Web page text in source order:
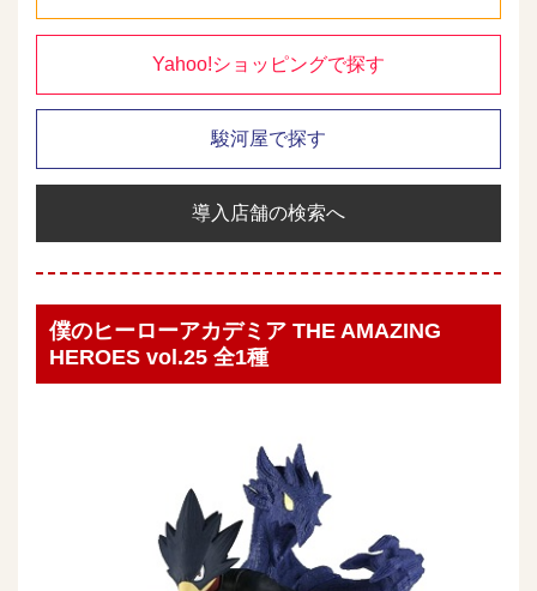
Yahoo!ショッピングで探す
駿河屋で探す
導入店舗の検索へ
僕のヒーローアカデミア THE AMAZING
HEROES vol.25 全1種